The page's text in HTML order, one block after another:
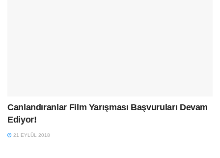
Canlandıranlar Film Yarışması Başvuruları Devam
Ediyor!
21 EYLÜL 2018